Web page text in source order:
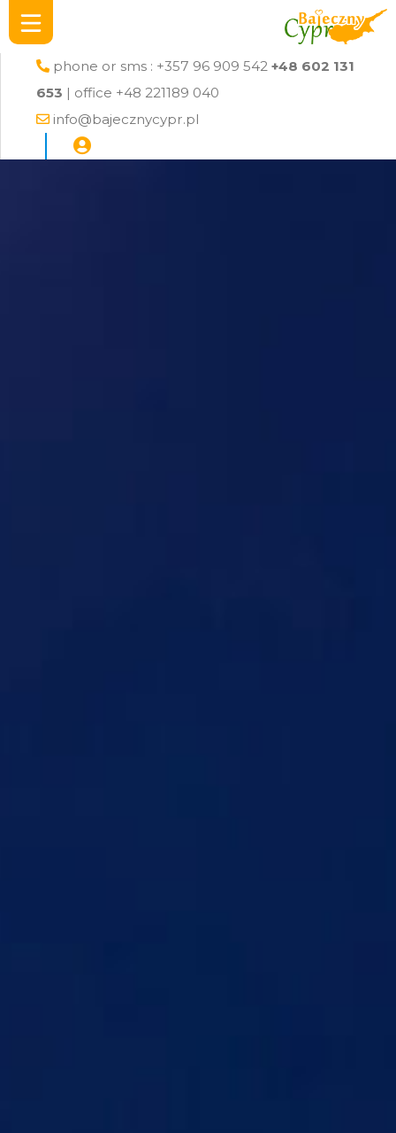
phone or sms : +357 96 909 542 +48 602 131
653 | office +48 221189 040
info@bajecznycypr.pl